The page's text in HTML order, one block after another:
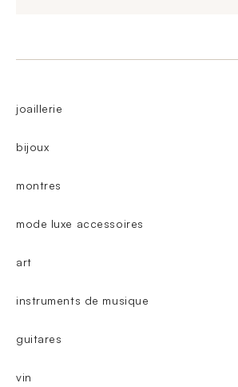
joaillerie
bijoux
montres
mode luxe accessoires
art
instruments de musique
guitares
vin